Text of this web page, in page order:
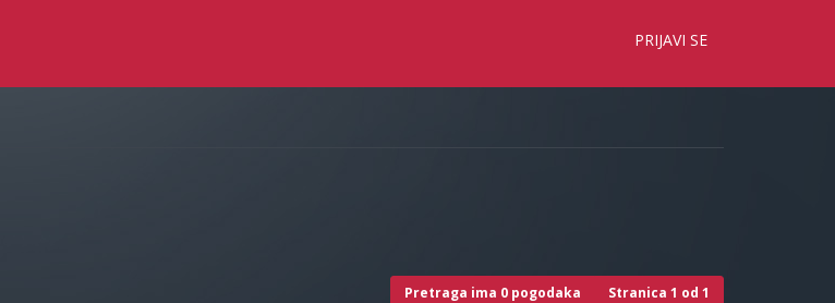
PRIJAVI SE
Pretraga ima 0 pogodaka Stranica 1 od 1